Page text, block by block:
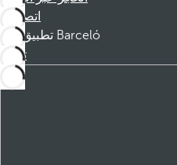
اتصل بنا
تطبيق Barceló
تنزيل